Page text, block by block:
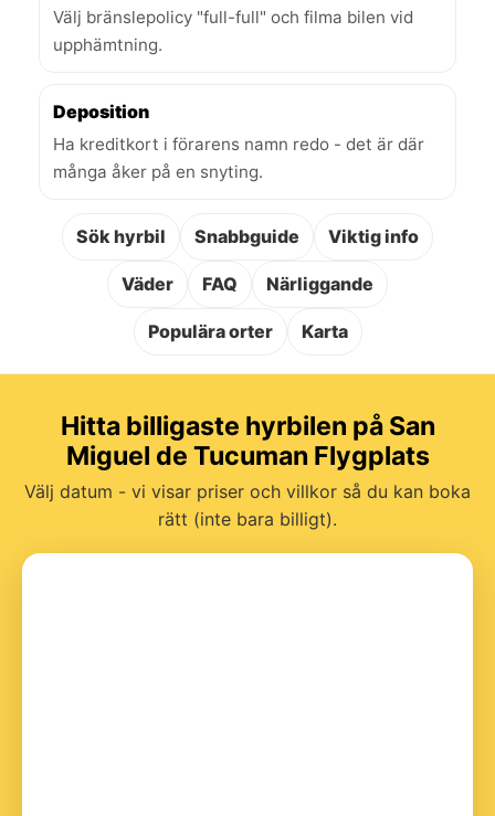
Välj bränslepolicy "full-full" och filma bilen vid
upphämtning.
Deposition
Ha kreditkort i förarens namn redo - det är där
många åker på en snyting.
Sök hyrbil Snabbguide Viktig info
Väder FAQ Närliggande
Populära orter Karta
Hitta billigaste hyrbilen på San
Miguel de Tucuman Flygplats
Välj datum - vi visar priser och villkor så du kan boka
rätt (inte bara billigt).